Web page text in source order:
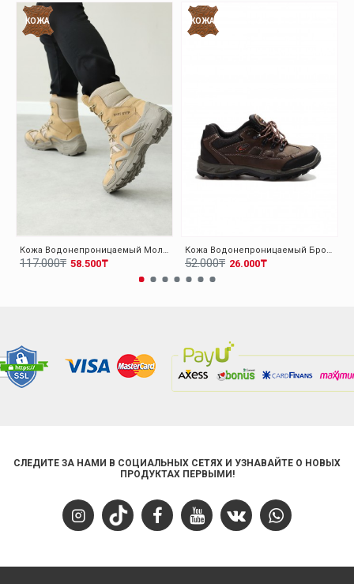
КОЖА
Кожа Водонепроницаемый Молочный Мужская Уличные Ботинки 117SMA1490
58.500₸
117.000₸
КОЖА
Кожа Водонепроницаемый Бронзовый Унисекс Уличные Обувь 117SXA5537
26.000₸
52.000₸
СЛЕДИТЕ ЗА НАМИ В СОЦИАЛЬНЫХ СЕТЯХ И УЗНАВАЙТЕ О НОВЫХ
ПРОДУКТАХ ПЕРВЫМИ!